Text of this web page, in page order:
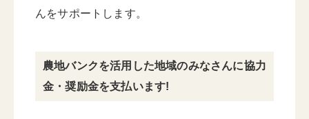
んをサポートします。
農地バンクを活用した地域のみなさんに協力
金・奨励金を支払います!